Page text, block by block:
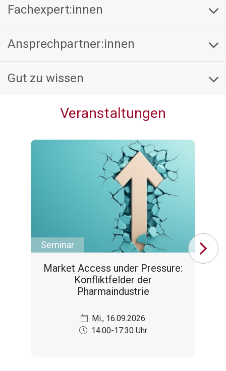
Fachexpert:innen
Ansprechpartner:innen
Gut zu wissen
Veranstaltungen
Seminar
Market Access under Pressure:
Konfliktfelder der
Pharmaindustrie
Mi., 16.09.2026
14:00-17:30 Uhr